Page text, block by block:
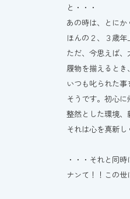
と・・・
あの時は、とにか
ほんの２、３歳年
ただ、今思えば、
履物を揃えるとき
いつも叱られた事
そうです。初心に
整然とした環境、
それは心を真新し
・・・それと同
ナンて！！この世